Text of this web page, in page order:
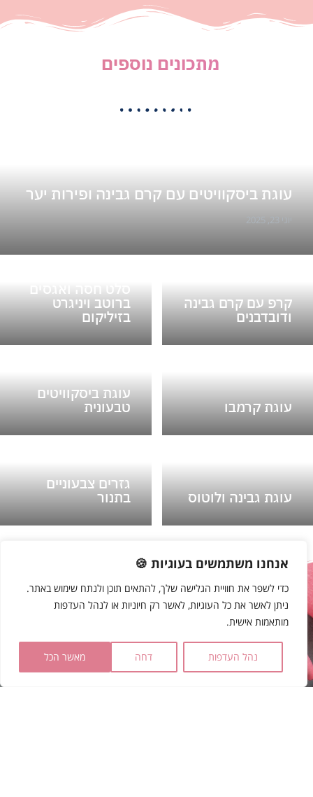
אנחנו משתמשים בעוגיות 🍪
כדי לשפר את חוויית הגלישה שלך, להתאים תוכן ולנתח שימוש באתר.
ניתן לאשר את כל העוגיות, לאשר רק חיוניות או לנהל העדפות
מותאמות אישית.
נהל העדפות דחה מאשר הכל
מתכונים נוספים
עוגת ביסקוויטים עם קרם גבינה ופירות יער
יוני 23, 2025
קרפ עם קרם גבינה
ודובדבנים
סלט חסה ואגסים
ברוטב ויניגרט
בזיליקום
עוגת קרמבו
עוגת ביסקוויטים
טבעונית
עוגת גבינה ולוטוס
גזרים צבעוניים
בתנור
הצטרפו לקבוצת הוואטסאפ שלי|